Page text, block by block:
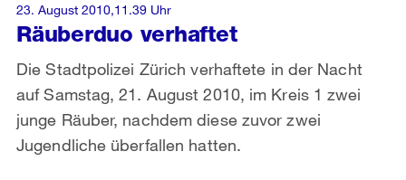
Räuberduo verhaftet
Die Stadtpolizei Zürich verhaftete in der Nacht
auf Samstag, 21. August 2010, im Kreis 1 zwei
junge Räuber, nachdem diese zuvor zwei
Jugendliche überfallen hatten.
23. August 2010,11.39 Uhr